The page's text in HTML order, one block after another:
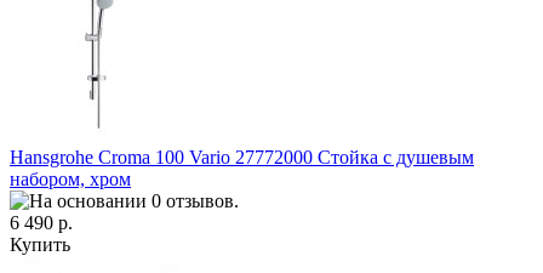
Hansgrohe Croma 100 Vario 27772000 Стойка с душевым
набором, хром
6 490 р.
Купить